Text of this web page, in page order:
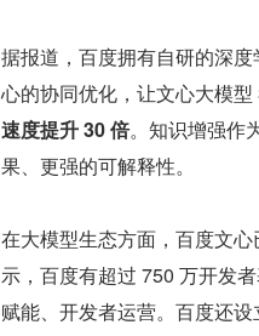
据报道，百度拥有自研的深
心的协同优化，让文心大模
速度提升 30 倍。知识增强作
果、更强的可解释性。
在大模型生态方面，百度文
示，百度有超过 750 万开发
赋能、开发者运营。百度还